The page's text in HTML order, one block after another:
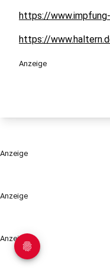
Anzeige
Anzeige
https://
https://
Anzeige
Anzeige